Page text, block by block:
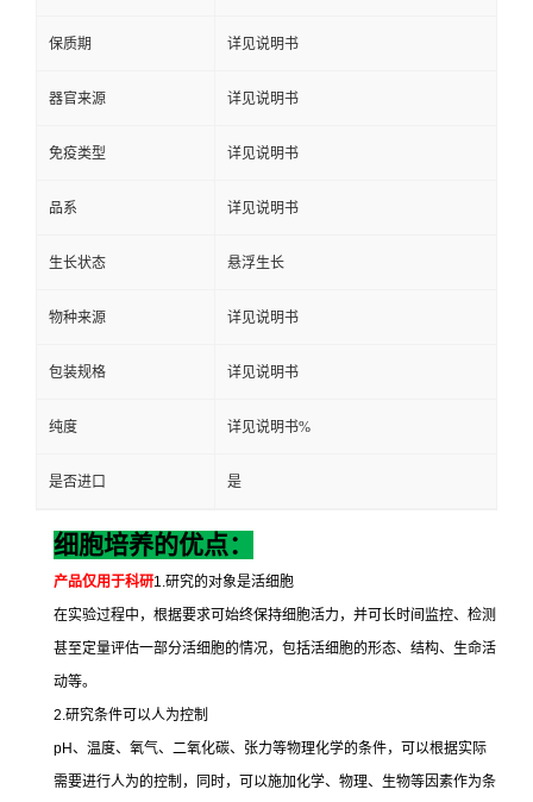
保质期 详见说明书
器官来源 详见说明书
免疫类型 详见说明书
品系 详见说明书
生长状态 悬浮生长
物种来源 详见说明书
包装规格 详见说明书
纯度 详见说明书%
是否进口 是
细胞培养的优点：
产品仅用于科研1.研究的对象是活细胞
在实验过程中，根据要求可始终保持细胞活力，并可长时间监控、检测
甚至定量评估一部分活细胞的情况，包括活细胞的形态、结构、生命活
动等。
2.研究条件可以人为控制
pH、温度、氧气、二氧化碳、张力等物理化学的条件，可以根据实际
需要进行人为的控制，同时，可以施加化学、物理、生物等因素作为条